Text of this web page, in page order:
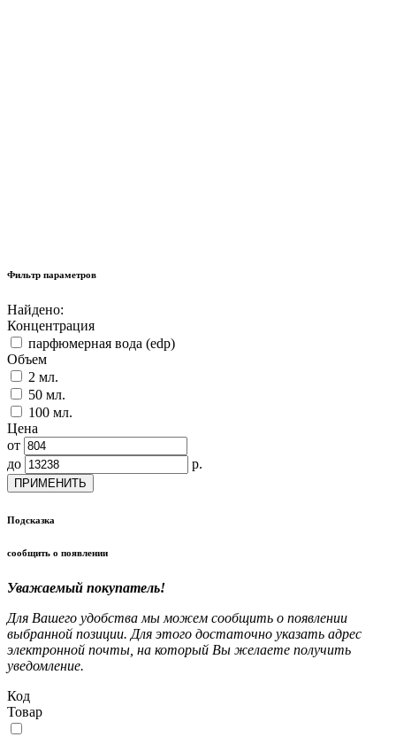
Фильтр параметров
Найдено:
Концентрация
парфюмерная вода (edp)
Объем
2 мл.
50 мл.
100 мл.
Цена
от
до
р.
ПРИМЕНИТЬ
Подсказка
сообщить о появлении
Уважаемый покупатель!
Для Вашего удобства мы можем сообщить о появлении
выбранной позиции. Для этого достаточно указать адрес
электронной почты, на который Вы желаете получить
уведомление.
Код
Товар